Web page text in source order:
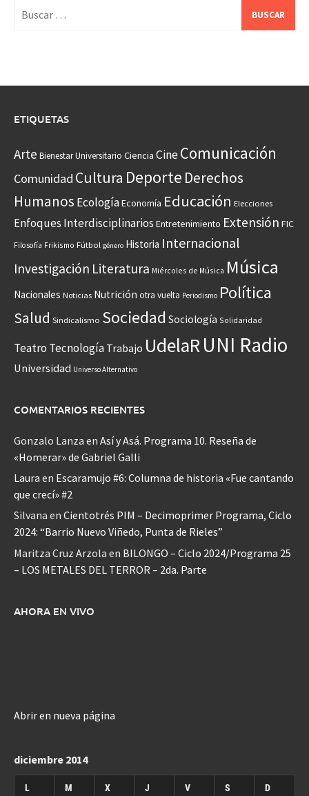
ETIQUETAS
Arte Bienestar Universitario Ciencia CineComunicación
Comunidad Cultura Deporte Derechos
Humanos EcologíaEconomía Educación Elecciones
Enfoques Interdisciplinarios Entretenimiento Extensión FIC
Filosofía Frikismo Fútbol género Historia Internacional
Investigación Literatura Miércoles de Música Música
Nacionales Noticias Nutrición otra vuelta Periodismo Política
Salud Sindicalismo Sociedad Sociología Solidaridad
Teatro Tecnología Trabajo UdelaR UNI Radio
Universidad Universo Alternativo
COMENTARIOS RECIENTES
Gonzalo Lanza en Así y Asá. Programa 10. Reseña de
«Homerar» de Gabriel Galli
Laura en Escaramujo #6: Columna de historia «Fue cantando
que crecí» #2
Silvana en Cientotrés PIM – Decimoprimer Programa, Ciclo
2024: “Barrio Nuevo Viñedo, Punta de Rieles”
Maritza Cruz Arzola en BILONGO – Ciclo 2024/Programa 25
– LOS METALES DEL TERROR – 2da. Parte
AHORA EN VIVO
Abrir en nueva página
diciembre 2014
L M X J V S D